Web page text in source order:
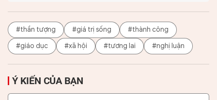
#thần tượng #giá trị sống
#thành công
#giáo dục
#xã hội #tương lai #nghị luận
Ý KIẾN CỦA BẠN